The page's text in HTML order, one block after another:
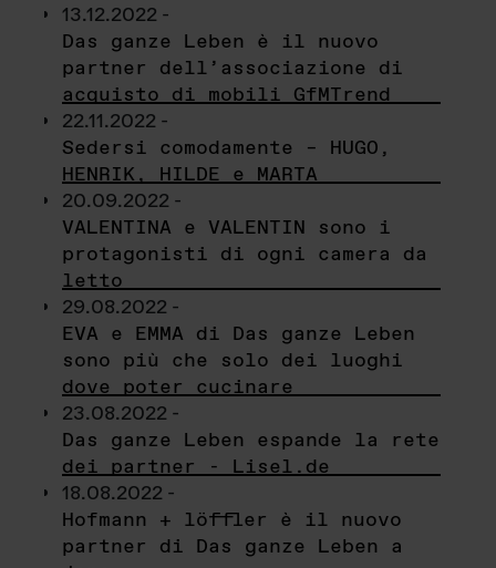
13.12.2022 -
Das ganze Leben è il nuovo
partner dell’associazione di
acquisto di mobili GfMTrend
22.11.2022 -
Sedersi comodamente – HUGO,
HENRIK, HILDE e MARTA
20.09.2022 -
VALENTINA e VALENTIN sono i
protagonisti di ogni camera da
letto
29.08.2022 -
EVA e EMMA di Das ganze Leben
sono più che solo dei luoghi
dove poter cucinare
23.08.2022 -
Das ganze Leben espande la rete
dei partner - Lisel.de
18.08.2022 -
Hofmann + löffler è il nuovo
partner di Das ganze Leben a